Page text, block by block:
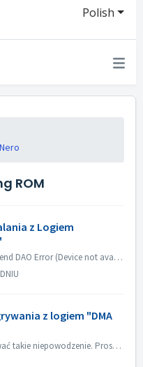
Polish
ROM
z Logiem
Oto kilka rozwiązań dla Perform end DAO Error (Device not available). Uaktualnij lub cofnij firmware sterownika Najczęściej problem ten występuje po aktua...
z logiem "DMA
Wiele czynników może powodować takie niepowodzenie. Proszę spróbować następujących metod: 1. Wymień kable danych na nagrywarce; 2. Jeśli używasz zewnętrzne...